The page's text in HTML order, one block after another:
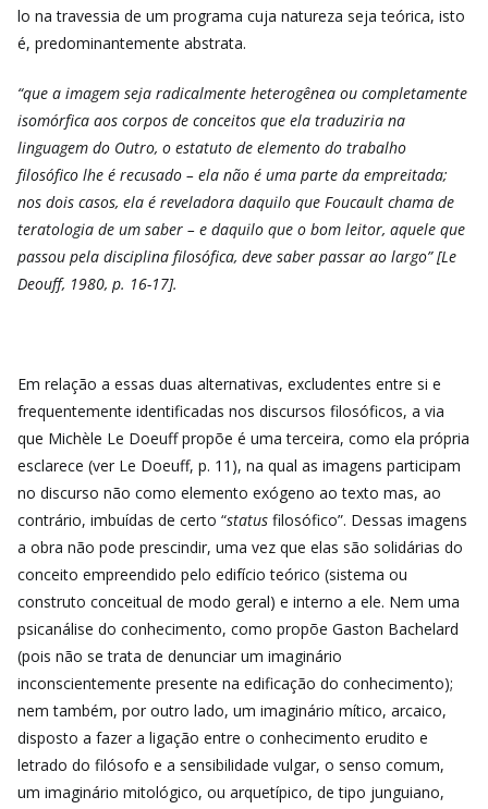
lo na travessia de um programa cuja natureza seja teórica, isto
é, predominantemente abstrata.
“que a imagem seja radicalmente heterogênea ou completamente
isomórfica aos corpos de conceitos que ela traduziria na
linguagem do Outro, o estatuto de elemento do trabalho
filosófico lhe é recusado – ela não é uma parte da empreitada;
nos dois casos, ela é reveladora daquilo que Foucault chama de
teratologia de um saber – e daquilo que o bom leitor, aquele que
passou pela disciplina filosófica, deve saber passar ao largo” [Le
Deouff, 1980, p. 16-17].
Em relação a essas duas alternativas, excludentes entre si e
frequentemente identificadas nos discursos filosóficos, a via
que Michèle Le Doeuff propõe é uma terceira, como ela própria
esclarece (ver Le Doeuff, p. 11), na qual as imagens participam
no discurso não como elemento exógeno ao texto mas, ao
contrário, imbuídas de certo “status filosófico”. Dessas imagens
a obra não pode prescindir, uma vez que elas são solidárias do
conceito empreendido pelo edifício teórico (sistema ou
construto conceitual de modo geral) e interno a ele. Nem uma
psicanálise do conhecimento, como propõe Gaston Bachelard
(pois não se trata de denunciar um imaginário
inconscientemente presente na edificação do conhecimento);
nem também, por outro lado, um imaginário mítico, arcaico,
disposto a fazer a ligação entre o conhecimento erudito e
letrado do filósofo e a sensibilidade vulgar, o senso comum,
um imaginário mitológico, ou arquetípico, de tipo junguiano,